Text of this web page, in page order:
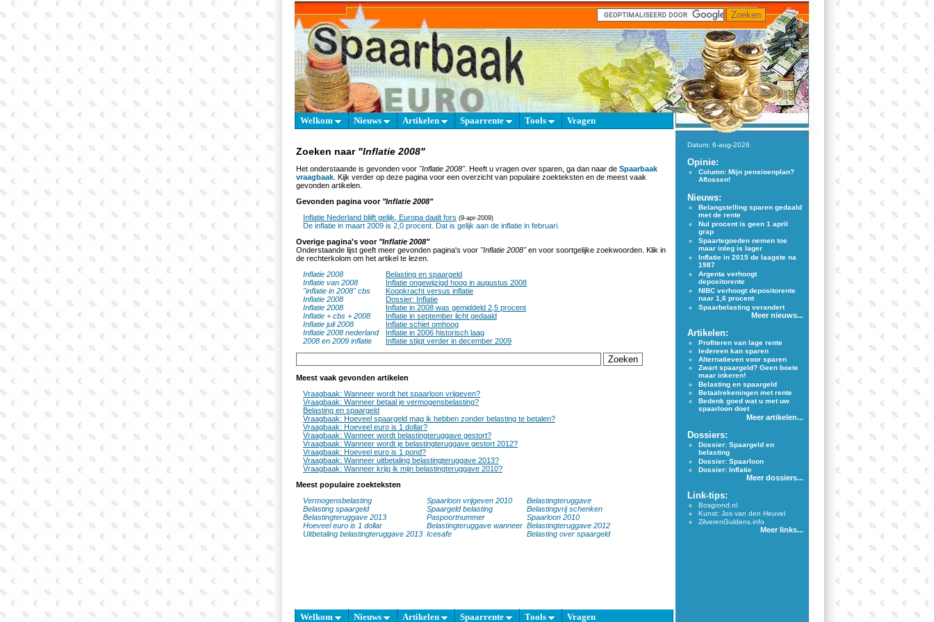
Welkom Nieuws Artikelen Spaarrente Tools Vragen
Zoeken naar "Inflatie 2008"
Het onderstaande is gevonden voor "Inflatie 2008". Heeft u vragen over sparen, ga dan naar de Spaarbaak
vraagbaak . Kijk verder op deze pagina voor een overzicht van populaire zoekteksten en de meest vaak
gevonden artikelen.
Gevonden pagina voor "Inflatie 2008"
Inflatie Nederland blijft gelijk, Europa daalt fors (9-apr-2009)
De inflatie in maart 2009 is 2,0 procent. Dat is gelijk aan de inflatie in februari.
Overige pagina's voor "Inflatie 2008"
Onderstaande lijst geeft meer gevonden pagina's voor "Inflatie 2008"en voor soortgelijke zoekwoorden. Klik in
de rechterkolom om het artikel te lezen.
Inflatie 2008
Belasting en spaargeld
Inflatie van 2008
Inflatie ongewijzigd hoog in augustus 2008
"inflatie in 2008" cbs
Koopkracht versus inflatie
Inflatie 2008
Dossier: Inflatie
Inflatie 2008
Inflatie in 2008 was gemiddeld 2,5 procent
Inflatie + cbs + 2008
Inflatie in september licht gedaald
Inflatie juli 2008
Inflatie schiet omhoog
Inflatie 2008 nederland
Inflatie in 2006 historisch laag
2008 en 2009 inflatie
Inflatie stijgt verder in december 2009
Meest vaak gevonden artikelen
Vraagbaak: Wanneer wordt het spaarloon vrijgeven?
Vraagbaak: Wanneer betaal je vermogensbelasting?
Belasting en spaargeld
Vraagbaak: Hoeveel spaargeld mag ik hebben zonder belasting te betalen?
Vraagbaak: Hoeveel euro is 1 dollar?
Vraagbaak: Wanneer wordt belastingteruggave gestort?
Vraagbaak: Wanneer wordt je belastingteruggave gestort 2012?
Vraagbaak: Hoeveel euro is 1 pond?
Vraagbaak: Wanneer uitbetaling belastingteruggave 2013?
Vraagbaak: Wanneer krijg ik mijn belastingteruggave 2010?
Meest populaire zoekteksten
Vermogensbelasting
Spaarloon vrijgeven 2010
Belastingteruggave
Belasting spaargeld
Spaargeld belasting
Belastingvrij schenken
Belastingteruggave 2013
Paspoortnummer
Spaarloon 2010
Hoeveel euro is 1 dollar
Belastingteruggave wanneer Belastingteruggave 2012
Uitbetaling belastingteruggave 2013 Icesafe Belasting over spaargeld
Welkom Nieuws Artikelen Spaarrente Tools Vragen
Datum: 6-aug-2026
Opinie:
Column: Mijn pensioenplan?
Aflossen!
Nieuws:
Belangstelling sparen gedaald
met de rente
Nul procent is geen 1 april
grap
Spaartegoeden nemen toe
maar inleg is lager
Inflatie in 2015 de laagste na
1987
Argenta verhoogt
depositorente
NIBC verhoogt depositorente
naar 1,6 procent
Spaarbelasting verandert
Meer nieuws...
Artikelen:
Profiteren van lage rente
Iedereen kan sparen
Alternatieven voor sparen
Zwart spaargeld? Geen boete
maar inkeren!
Belasting en spaargeld
Betaalrekeningen met rente
Bedenk goed wat u met uw
spaarloon doet
Meer artikelen...
Dossiers:
Dossier: Spaargeld en
belasting
Dossier: Spaarloon
Dossier: Inflatie
Meer dossiers...
Link-tips:
Bosgrond.nl
Kunst: Jos van den Heuvel
ZilverenGuldens.info
Meer links...